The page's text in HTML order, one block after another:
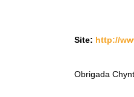
Site: http://
Obrigada